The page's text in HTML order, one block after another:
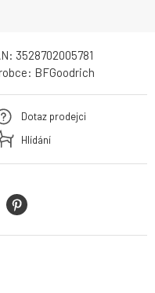
3528702005781
BFGoodrich
Dotaz prodejci
Hlídání